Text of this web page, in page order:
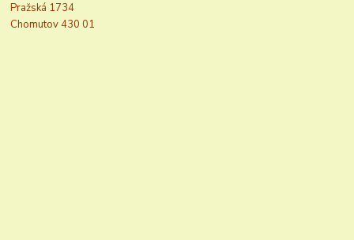
Pražská 1734
Chomutov 430 01